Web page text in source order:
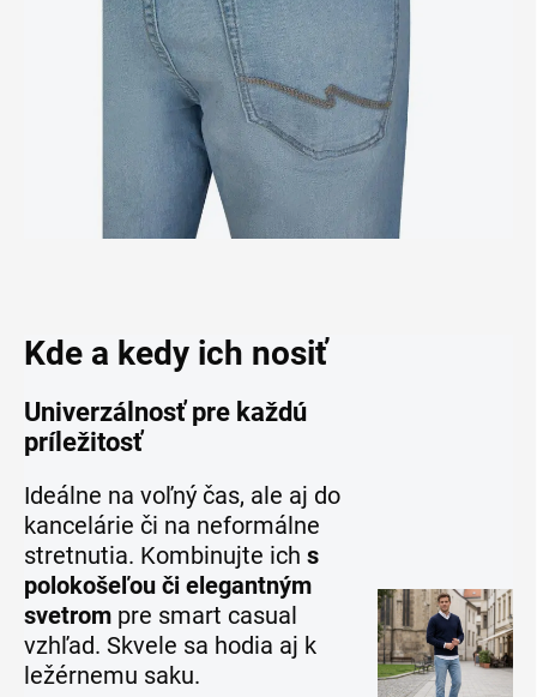
Kde a kedy ich nosiť
Univerzálnosť pre každú
príležitosť
Ideálne na voľný čas, ale aj do
kancelárie či na neformálne
stretnutia. Kombinujte ich s
polokošeľou či elegantným
svetrom pre smart casual
vzhľad. Skvele sa hodia aj k
ležérnemu saku.